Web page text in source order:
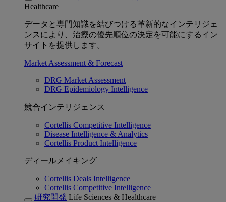
Healthcare
データと専門知識を結びつける革新的なインテリジェ
ンスにより、治療の優先順位の決定を可能にするイン
サイトを提供します。
Market Assessment & Forecast
DRG Market Assessment
DRG Epidemiology Intelligence
競合インテリジェンス
Cortellis Competitive Intelligence
Disease Intelligence & Analytics
Cortellis Product Intelligence
ディールメイキング
Cortellis Deals Intelligence
Cortellis Competitive Intelligence
研究開発 Life Sciences & Healthcare